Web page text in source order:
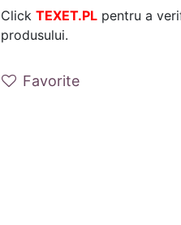
Click TEXET.PL pentru a
produsului.
Favorite